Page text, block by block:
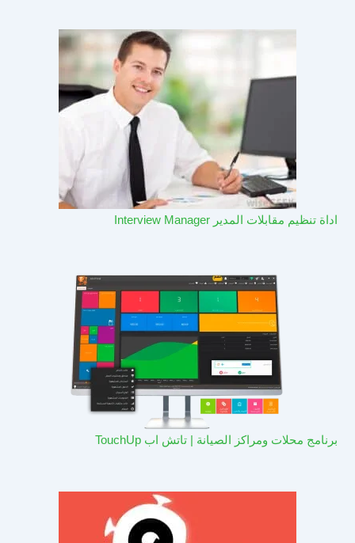
اداة تنظيم مقابلات المدير Interview Manager
برنامج محلات ومراكز الصيانة | تاتش اب TouchUp